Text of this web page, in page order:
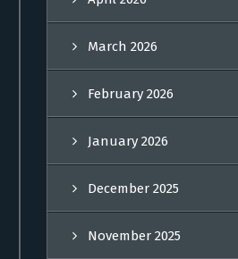
March 2026
February 2026
January 2026
December 2025
November 2025